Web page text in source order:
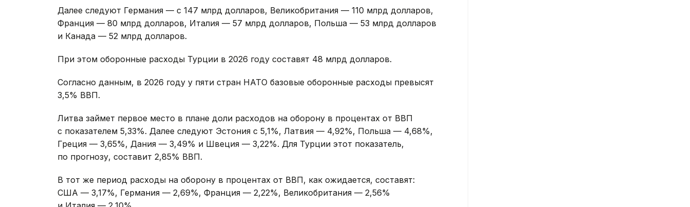
Далее следуют Германия — с 147 млрд долларов, Великобритания — 110 млрд долларов,
Франция — 80 млрд долларов, Италия — 57 млрд долларов, Польша — 53 млрд долларов
и Канада — 52 млрд долларов.
При этом оборонные расходы Турции в 2026 году составят 48 млрд долларов.
Согласно данным, в 2026 году у пяти стран НАТО базовые оборонные расходы превысят
3,5% ВВП.
Литва займет первое место в плане доли расходов на оборону в процентах от ВВП
с показателем 5,33%. Далее следуют Эстония с 5,1%, Латвия — 4,92%, Польша — 4,68%,
Греция — 3,65%, Дания — 3,49% и Швеция — 3,22%. Для Турции этот показатель,
по прогнозу, составит 2,85% ВВП.
В тот же период расходы на оборону в процентах от ВВП, как ожидается, составят:
США — 3,17%, Германия — 2,69%, Франция — 2,22%, Великобритания — 2,56%